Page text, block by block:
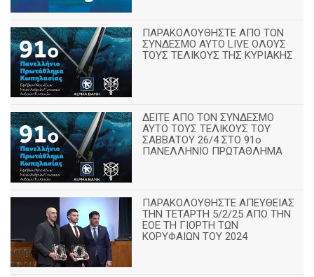
ΠΑΡΑΚΟΛΟΥΘΗΣΤΕ ΑΠΟ ΤΟΝ
ΣΥΝΔΕΣΜΟ ΑΥΤΟ LIVE ΟΛΟΥΣ
ΤΟΥΣ ΤΕΛΙΚΟΥΣ ΤΗΣ ΚΥΡΙΑΚΗΣ
ΔΕΙΤΕ ΑΠΟ ΤΟΝ ΣΥΝΔΕΣΜΟ
ΑΥΤΟ ΤΟΥΣ ΤΕΛΙΚΟΥΣ ΤΟΥ
ΣΑΒΒΑΤΟΥ 26/4 ΣΤΟ 91ο
ΠΑΝΕΛΛΗΝΙΟ ΠΡΩΤΑΘΛΗΜΑ
ΠΑΡΑΚΟΛΟΥΘΗΣΤΕ ΑΠΕΥΘΕΙΑΣ
ΤΗΝ ΤΕΤΑΡΤΗ 5/2/25 ΑΠΟ ΤΗΝ
ΕΟΕ ΤΗ ΓΙΟΡΤΗ ΤΩΝ
ΚΟΡΥΦΑΙΩΝ ΤΟΥ 2024